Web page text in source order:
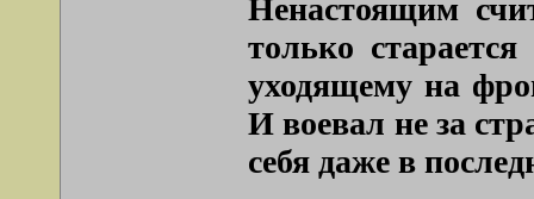
Ненастоящим
только
уходящему на
И воевал не за
себя даже в